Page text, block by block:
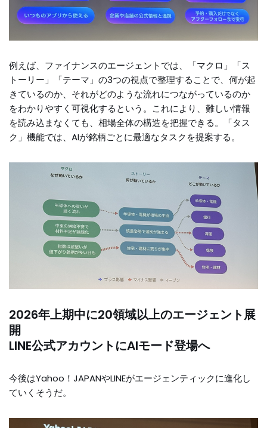
例えば、ファイナンスのエージェントでは、「マクロ」「ス
トーリー」「テーマ」の3つの視点で整理することで、何が起
きているのか、それがどのような流れにつながっているのか
をわかりやすく可視化するという。これにより、難しい情報
を読み込まなくても、相場全体の構造を把握できる。「タス
ク」機能では、AIが銘柄ごとに最適なタスクを提案する。
2026年上期中に20領域以上のエージェント展
開
LINE公式アカウントにAIモード登場へ
今後はYahoo！JAPANやLINEがエージェンティックに進化し
ていくそうだ。